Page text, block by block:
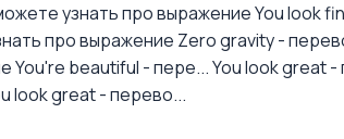
узнать про выражение You look
про выражение Zero gravity -
You're beautiful - пере...You look great -
look great - перево...